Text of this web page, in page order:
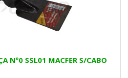
Nº0 SSL01 MACFER S/CABO